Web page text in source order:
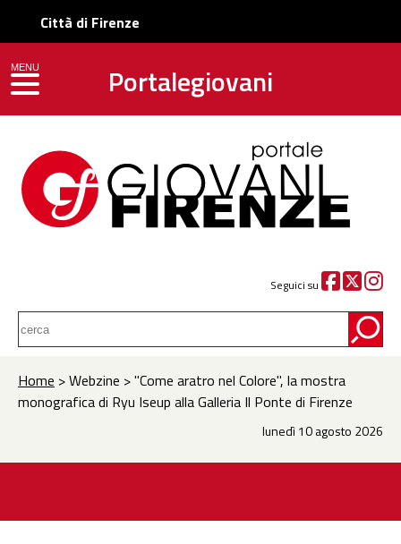
Città di Firenze
Portalegiovani
Seguici su
MENU
toggle navigation
Home > Webzine > "Come aratro nel Colore", la mostra
monografica di Ryu Iseup alla Galleria Il Ponte di Firenze
lunedì 10 agosto 2026